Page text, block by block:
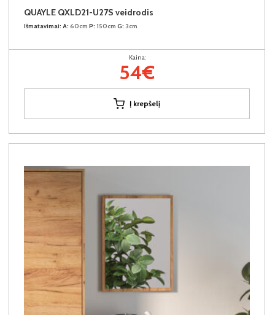
QUAYLE QXLD21-U27S veidrodis
Išmatavimai: A: 60cm P: 150cm G: 3cm
Kaina:
54€
Į krepšelį